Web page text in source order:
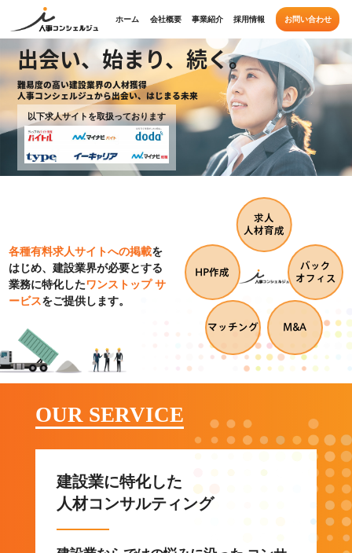
ホーム 会社概要 事業紹介 採用情報 お問い合わせ
出会い、始まり、続く。
難易度の高い建設業界の人材獲得
人事コンシェルジュから出会い、はじまる未来
以下求人サイトを取扱っております
各種有料求人サイトへの掲載を
はじめ、建設業界が必要とする
業務に特化したワンストップ サ
ービスをご提供します。
求人
人材育成
バック
オフィス
M&A
マッチング
HP作成
OUR SERVICE
建設業に特化した
人材コンサルティング